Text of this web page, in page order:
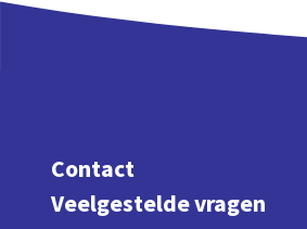
Contact
Veelgestelde vragen